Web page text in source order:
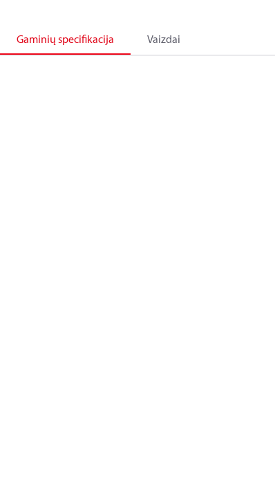
Gaminių specifikacija Vaizdai